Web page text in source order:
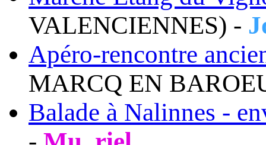
VALENCIENNES) -
Apéro-rencontre
MARCQ EN
Balade à Nalinnes -